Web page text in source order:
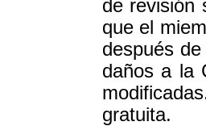
de revisión
que el
después
daños a la
gratuita.